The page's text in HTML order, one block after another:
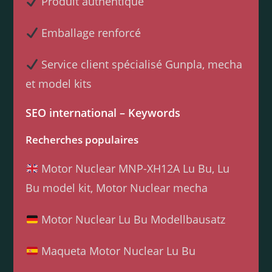
Emballage renforcé
Service client spécialisé Gunpla, mecha
et model kits
SEO international – Keywords
Recherches populaires
Motor Nuclear MNP-XH12A Lu Bu, Lu
Bu model kit, Motor Nuclear mecha
Motor Nuclear Lu Bu Modellbausatz
Maqueta Motor Nuclear Lu Bu